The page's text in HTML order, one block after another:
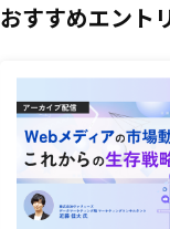
おすすめエント